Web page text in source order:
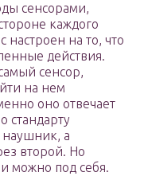
сенсорами,
каждого
настроен на то, что
действия.
сенсор,
на нем
оно отвечает
стандарту
наушник, а
второй. Но
можно под себя.